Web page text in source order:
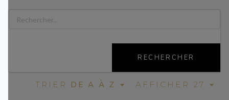
RECHERCHER
AFFICHER 27
TRIER DE A À Z